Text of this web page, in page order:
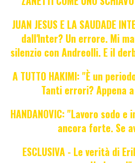
JUAN JESUS E LA SAUDADE
dall'Inter? Un errore. Mi
silenzio con Andreolli. E il
A TUTTO HAKIMI: "È un
Tanti errori? Appena
HANDANOVIC: "Lavoro sodo
ancora forte. Se
ESCLUSIVA - Le verità di